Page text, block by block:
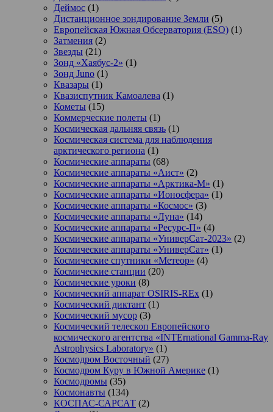
Деймос (1)
Дистанционное зондирование Земли (5)
Европейская Южная Обсерватория (ESO) (1)
Затмения (2)
Звезды (21)
Зонд «Хаябус-2» (1)
Зонд Juno (1)
Квазары (1)
Квазиспутник Камоалева (1)
Кометы (15)
Коммерческие полеты (1)
Космическая дальняя связь (1)
Космическая система для наблюдения
арктического региона (1)
Космические аппараты (68)
Космические аппараты «Аист» (2)
Космические аппараты «Арктика-М» (1)
Космические аппараты «Ионосфера» (1)
Космические аппараты «Космос» (3)
Космические аппараты «Луна» (14)
Космические аппараты «Ресурс-П» (4)
Космические аппараты «УниверСат-2023» (2)
Космические аппараты «УниверСат» (1)
Космические спутники «Метеор» (4)
Космические станции (20)
Космические уроки (8)
Космический аппарат OSIRIS-REx (1)
Космический диктант (1)
Космический мусор (3)
Космический телескоп Европейского
космического агентства «INTErnational Gamma-Ray
Astrophysics Laboratory» (1)
Космодром Восточный (27)
Космодром Куру в Южной Америке (1)
Космодромы (35)
Космонавты (134)
КОСПАС-САРСАТ (2)